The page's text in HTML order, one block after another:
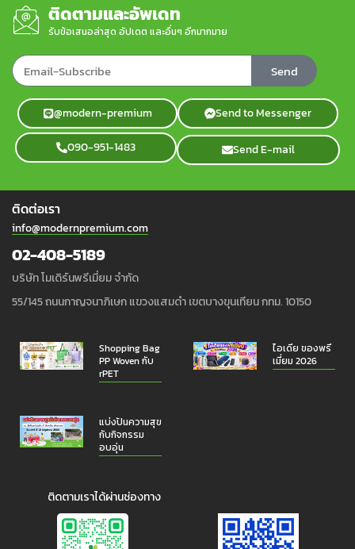
ติดตามและอัพเดท
รับข้อเสนอล่าสุด อัปเดต และอื่นๆ อีกมากมาย
Send
@modern-premium Send to Messenger
090-951-1483 Send E-mail
ติดต่อเรา
info@modernpremium.com
02-408-5189
บริษัท โมเดิร์นพรีเมี่ยม จำกัด
55/145 ถนนกาญจนาภิเษก แขวงแสมดำ เขตบางขุนเทียน กทม. 10150
Shopping Bag
PP Woven กับ
rPET
ไอเดีย ของพรี
เมี่ยม 2026
แบ่งปันความสุข
กับกิจกรรม
อบอุ่น
ติดตามเราได้ผ่านช่องทาง